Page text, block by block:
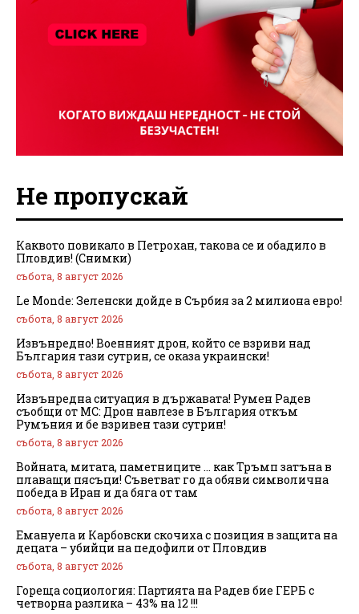
Не пропускай
Каквото повикало в Петрохан, такова се и обадило в
Пловдив! (Снимки)
събота, 8 август 2026
Le Monde: Зеленски дойде в Сърбия за 2 милиона евро!
събота, 8 август 2026
Извънредно! Военният дрон, който се взриви над
България тази сутрин, се оказа украински!
събота, 8 август 2026
Извънредна ситуация в държавата! Румен Радев
съобщи от МС: Дрон навлезе в България откъм
Румъния и бе взривен тази сутрин!
събота, 8 август 2026
Войната, митата, паметниците … как Тръмп затъна в
плаващи пясъци! Съветват го да обяви символична
победа в Иран и да бяга от там
събота, 8 август 2026
Емануела и Карбовски скочиха с позиция в защита на
децата – убийци на педофили от Пловдив
събота, 8 август 2026
Гореща социология: Партията на Радев бие ГЕРБ с
четворна разлика – 43% на 12 !!!